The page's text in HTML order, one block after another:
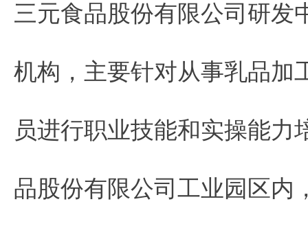
三元食品股份有限公司研发
机构，主要针对从事乳品加
员进行职业技能和实操能力
品股份有限公司工业园区内